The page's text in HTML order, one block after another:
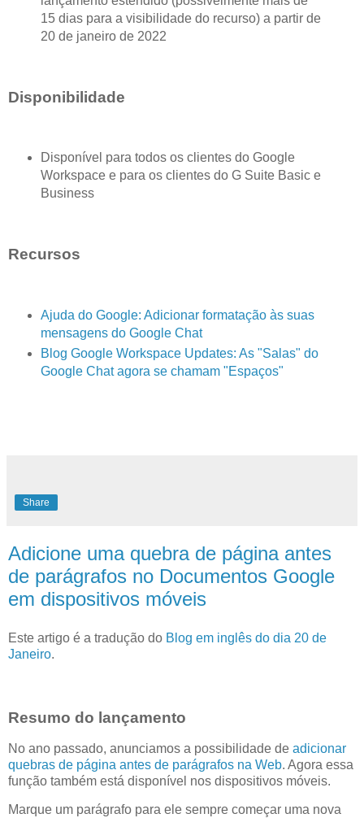
15 dias para a visibilidade do recurso) a partir de
20 de janeiro de 2022
Disponibilidade
Disponível para todos os clientes do Google
Workspace e para os clientes do G Suite Basic e
Business
Recursos
Ajuda do Google: Adicionar formatação às suas
mensagens do Google Chat
Blog Google Workspace Updates: As "Salas" do
Google Chat agora se chamam "Espaços"
Share
Adicione uma quebra de página antes
de parágrafos no Documentos Google
em dispositivos móveis
Este artigo é a tradução do Blog em inglês do dia 20 de
Janeiro.
Resumo do lançamento
No ano passado, anunciamos a possibilidade de adicionar
quebras de página antes de parágrafos na Web. Agora essa
função também está disponível nos dispositivos móveis.
Marque um parágrafo para ele sempre começar uma nova